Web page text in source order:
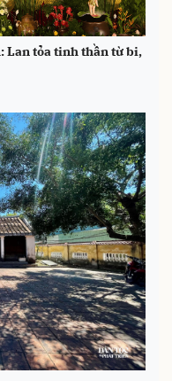
Lan tỏa tinh thần từ bi,
đình hơn 550 năm